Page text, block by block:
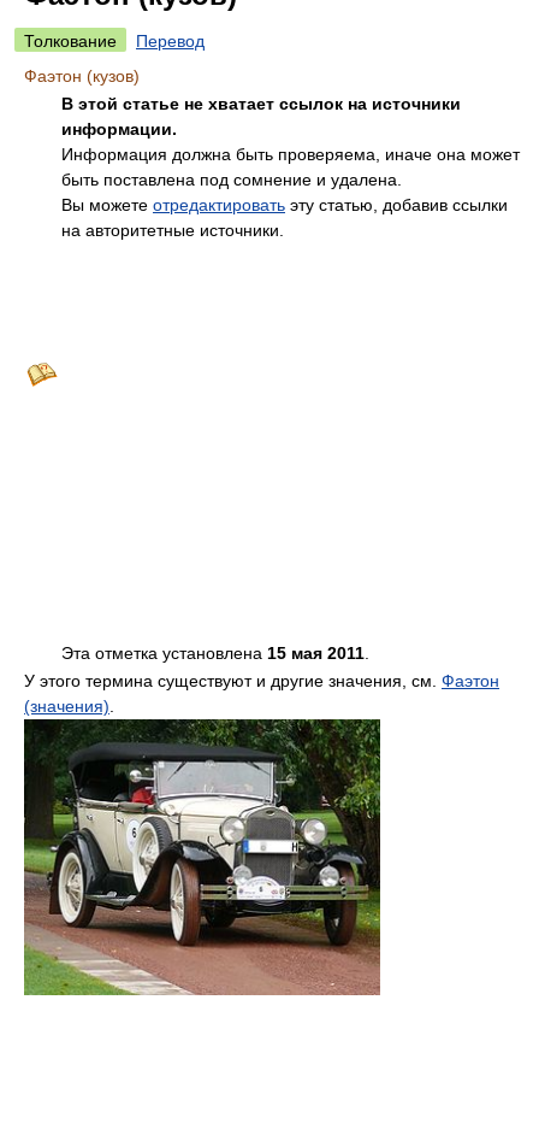
Толкование
Перевод
Фаэтон (кузов)
В этой статье не хватает ссылок на источники
информации.
Информация должна быть проверяема, иначе она может
быть поставлена под сомнение и удалена.
Вы можете отредактировать эту статью, добавив ссылки
на авторитетные источники.
Эта отметка установлена 15 мая 2011
У этого термина существуют и другие значения, см. Фаэтон
(значения)